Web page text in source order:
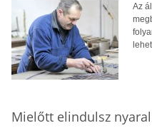
Az
Mielőtt elindulsz